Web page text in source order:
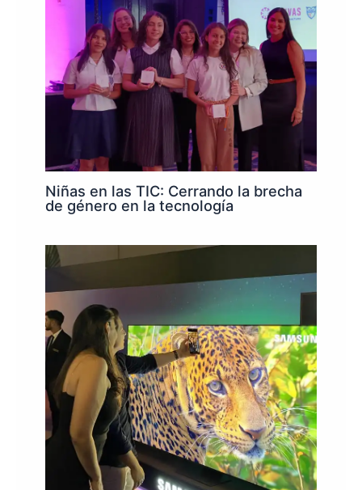
Niñas en las TIC: Cerrando la brecha
de género en la tecnología